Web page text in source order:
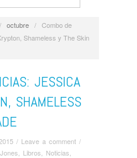
/ octubre / Combo de
Shameless y The Skin
JESSICA
SHAMELESS
/ Leave a comment /
Libros Noticias